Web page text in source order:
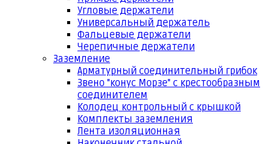
Угловые держатели
Универсальный держатель
Фальцевые держатели
Черепичные держатели
Заземление
Арматурный соединительный грибок
Звено "конус Морзе" с крестообразным
соединителем
Колодец контрольный с крышкой
Комплекты заземления
Лента изоляционная